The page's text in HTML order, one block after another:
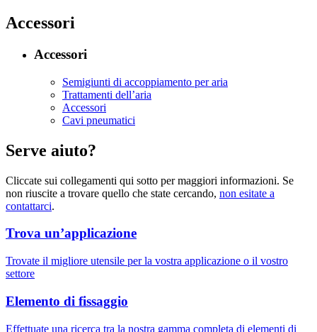
Accessori
Accessori
Semigiunti di accoppiamento per aria
Trattamenti dell’aria
Accessori
Cavi pneumatici
Serve aiuto?
Cliccate sui collegamenti qui sotto per maggiori informazioni. Se
non riuscite a trovare quello che state cercando, non esitate a
contattarci.
Trova un’applicazione
Trovate il migliore utensile per la vostra applicazione o il vostro
settore
Elemento di fissaggio
Effettuate una ricerca tra la nostra gamma completa di elementi di